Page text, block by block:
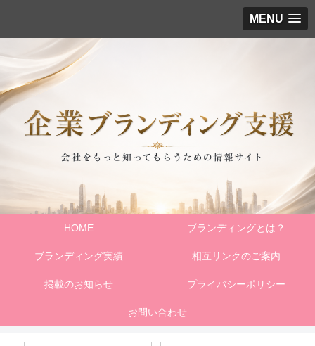
MENU
HOME ブランディングとは？
ブランディング実績 相互リンクのご案内
掲載のお知らせ プライバシーポリシー
お問い合わせ